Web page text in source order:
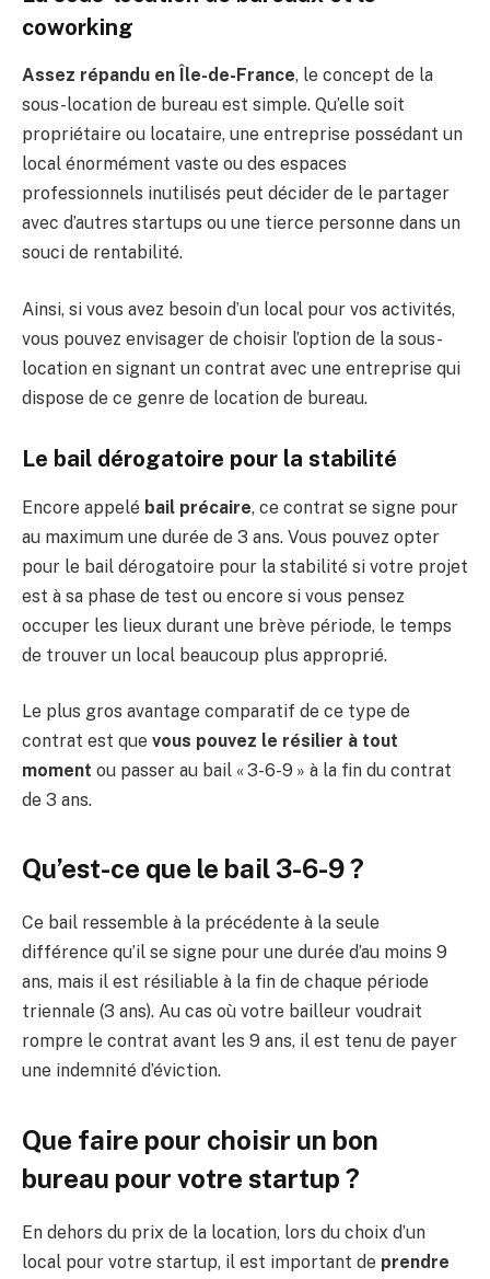
coworking
Assez répandu en Île-de-France, le concept de la
sous-location de bureau est simple. Qu’elle soit
propriétaire ou locataire, une entreprise possédant un
local énormément vaste ou des espaces
professionnels inutilisés peut décider de le partager
avec d’autres startups ou une tierce personne dans un
souci de rentabilité.
Ainsi, si vous avez besoin d’un local pour vos activités,
vous pouvez envisager de choisir l’option de la sous-
location en signant un contrat avec une entreprise qui
dispose de ce genre de location de bureau.
Le bail dérogatoire pour la stabilité
Encore appelé bail précaire, ce contrat se signe pour
au maximum une durée de 3 ans. Vous pouvez opter
pour le bail dérogatoire pour la stabilité si votre projet
est à sa phase de test ou encore si vous pensez
occuper les lieux durant une brève période, le temps
de trouver un local beaucoup plus approprié.
Le plus gros avantage comparatif de ce type de
contrat est que vous pouvez le résilier à tout
moment ou passer au bail « 3-6-9 » à la fin du contrat
de 3 ans.
Qu’est-ce que le bail 3-6-9 ?
Ce bail ressemble à la précédente à la seule
différence qu’il se signe pour une durée d’au moins 9
ans, mais il est résiliable à la fin de chaque période
triennale (3 ans). Au cas où votre bailleur voudrait
rompre le contrat avant les 9 ans, il est tenu de payer
une indemnité d’éviction.
Que faire pour choisir un bon
bureau pour votre startup ?
En dehors du prix de la location, lors du choix d’un
local pour votre startup, il est important de prendre